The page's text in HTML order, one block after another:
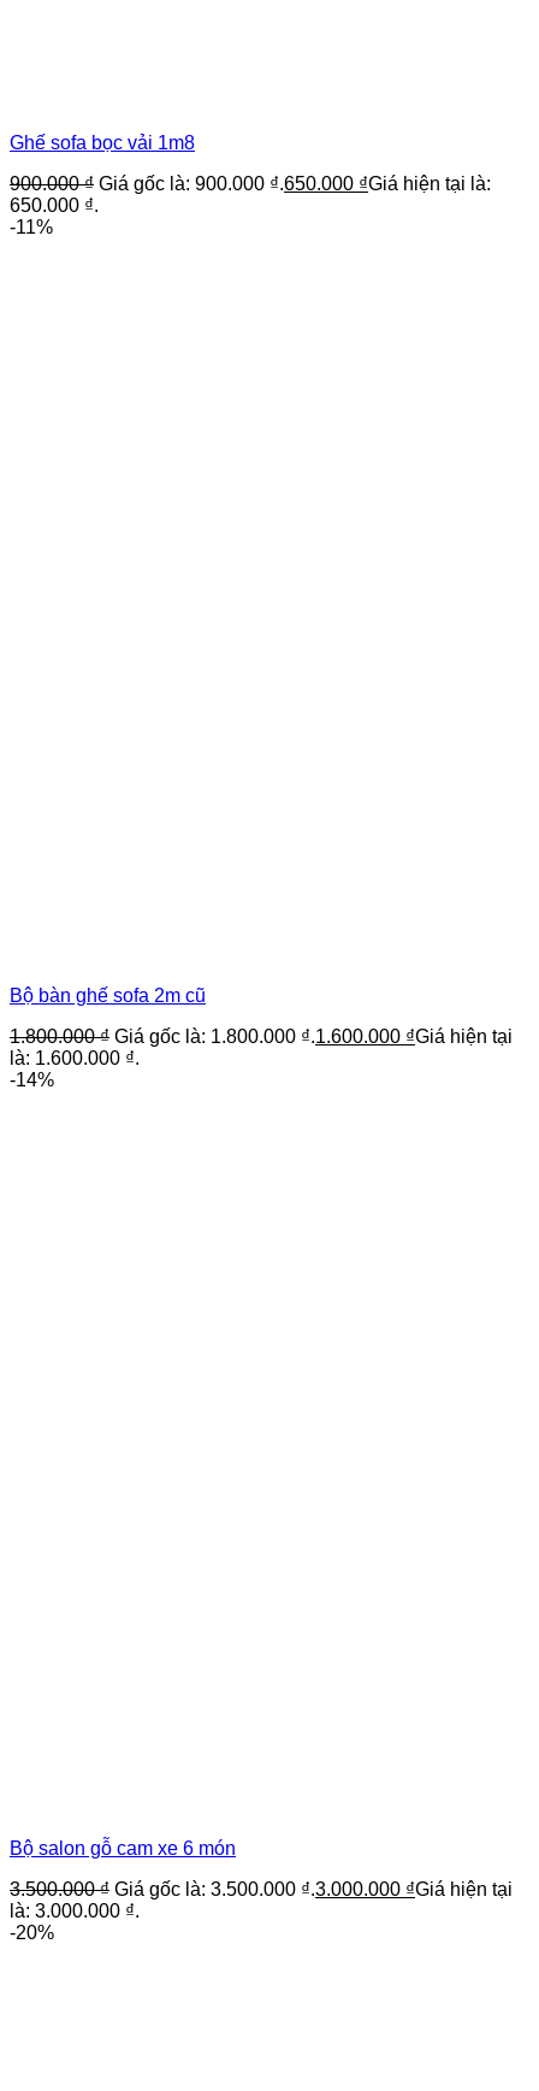
Ghế sofa bọc vải 1m8
900.000₫ Giá gốc là: 900.000 ₫.650.000 ₫Giá hiện tại là:
650.000 ₫.
-11%
Bộ bàn ghế sofa 2m cũ
1.800.000₫ Giá gốc là: 1.800.000 ₫.1.600.000 ₫Giá hiện tại
là: 1.600.000 ₫.
-14%
Bộ salon gỗ cam xe 6 món
3.500.000₫ Giá gốc là: 3.500.000 ₫.3.000.000 ₫Giá hiện tại
là: 3.000.000 ₫.
-20%